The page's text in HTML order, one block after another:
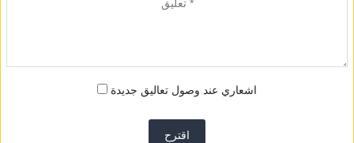
اشعاري عند وصول تعاليق جديدة
اقترح